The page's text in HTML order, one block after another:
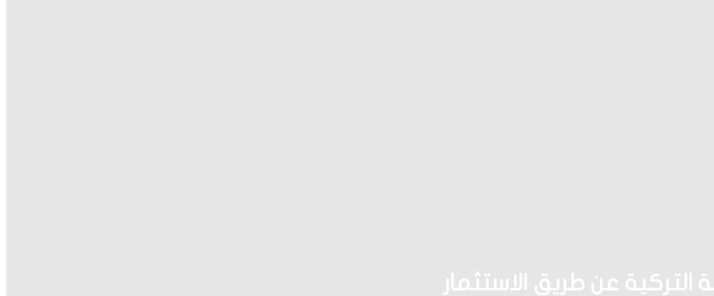
التركية عن طريق الاستثمار